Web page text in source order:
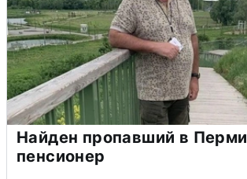
Найден пропавший в Перми
пенсионер